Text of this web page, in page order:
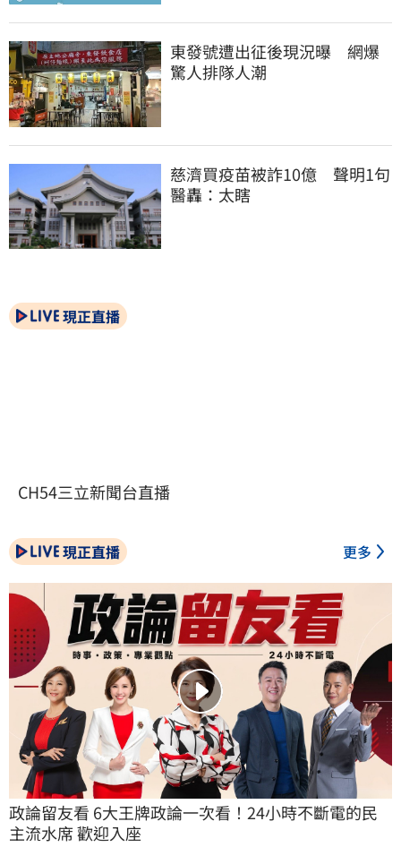
東發號遭出征後現況曝　網爆
驚人排隊人潮
慈濟買疫苗被詐10億　聲明1句
醫轟：太瞎
現正直播
CH54三立新聞台直播
現正直播 更多
政論留友看 6大王牌政論一次看！24小時不斷電的民
主流水席 歡迎入座